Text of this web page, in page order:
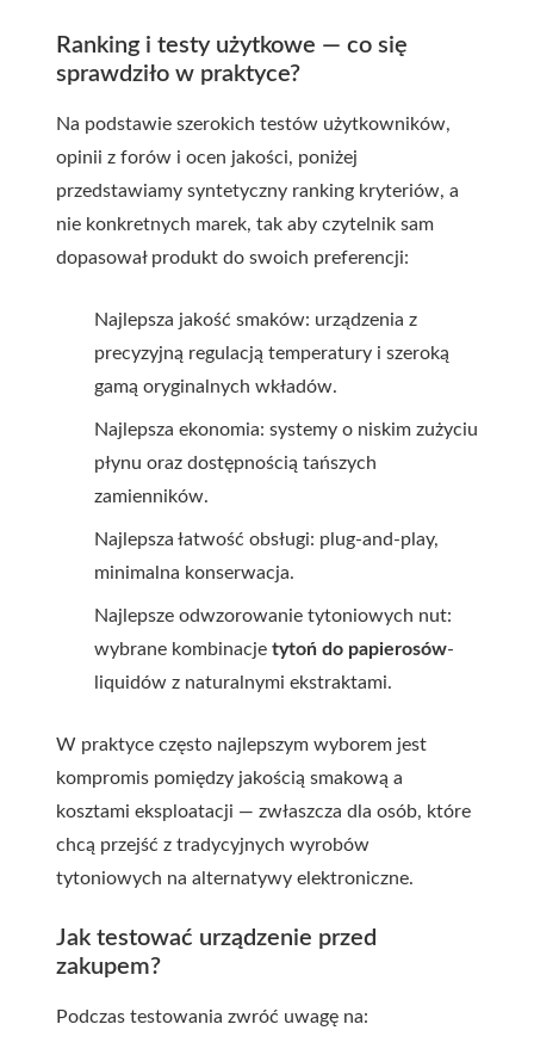
Ranking i testy użytkowe — co się
sprawdziło w praktyce?
Na podstawie szerokich testów użytkowników,
opinii z forów i ocen jakości, poniżej
przedstawiamy syntetyczny ranking kryteriów, a
nie konkretnych marek, tak aby czytelnik sam
dopasował produkt do swoich preferencji:
Najlepsza jakość smaków: urządzenia z
precyzyjną regulacją temperatury i szeroką
gamą oryginalnych wkładów.
Najlepsza ekonomia: systemy o niskim zużyciu
płynu oraz dostępnością tańszych
zamienników.
Najlepsza łatwość obsługi: plug-and-play,
minimalna konserwacja.
Najlepsze odwzorowanie tytoniowych nut:
wybrane kombinacje tytoń do papierosów-
liquidów z naturalnymi ekstraktami.
W praktyce często najlepszym wyborem jest
kompromis pomiędzy jakością smakową a
kosztami eksploatacji — zwłaszcza dla osób, które
chcą przejść z tradycyjnych wyrobów
tytoniowych na alternatywy elektroniczne.
Jak testować urządzenie przed
zakupem?
Podczas testowania zwróć uwagę na: